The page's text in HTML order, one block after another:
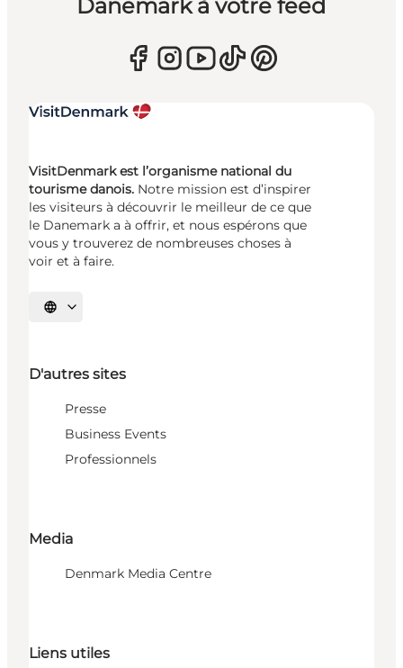
Danemark à votre feed
VisitDenmark est l’organisme national du
tourisme danois. Notre mission est d’inspirer
les visiteurs à découvrir le meilleur de ce que
le Danemark a à offrir, et nous espérons que
vous y trouverez de nombreuses choses à
voir et à faire.
Choisissez la langue
D'autres sites
Presse
Business Events
Professionnels
Media
Denmark Media Centre
Liens utiles